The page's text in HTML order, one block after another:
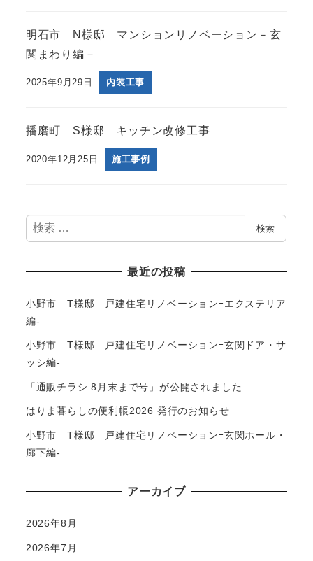
明石市 N様邸 マンションリノベーション－玄
関まわり編－
2025年9月29日 内装工事
播磨町 S様邸 キッチン改修工事
2020年12月25日 施工事例
検
索
検索
最近の投稿
小野市 T様邸 戸建住宅リノベーションｰエクステリア
編-
小野市 T様邸 戸建住宅リノベーションｰ玄関ドア・サ
ッシ編-
「通販チラシ 8月末まで号」が公開されました
はりま暮らしの便利帳2026 発行のお知らせ
小野市 T様邸 戸建住宅リノベーションｰ玄関ホール・
廊下編-
アーカイブ
2026年8月
2026年7月